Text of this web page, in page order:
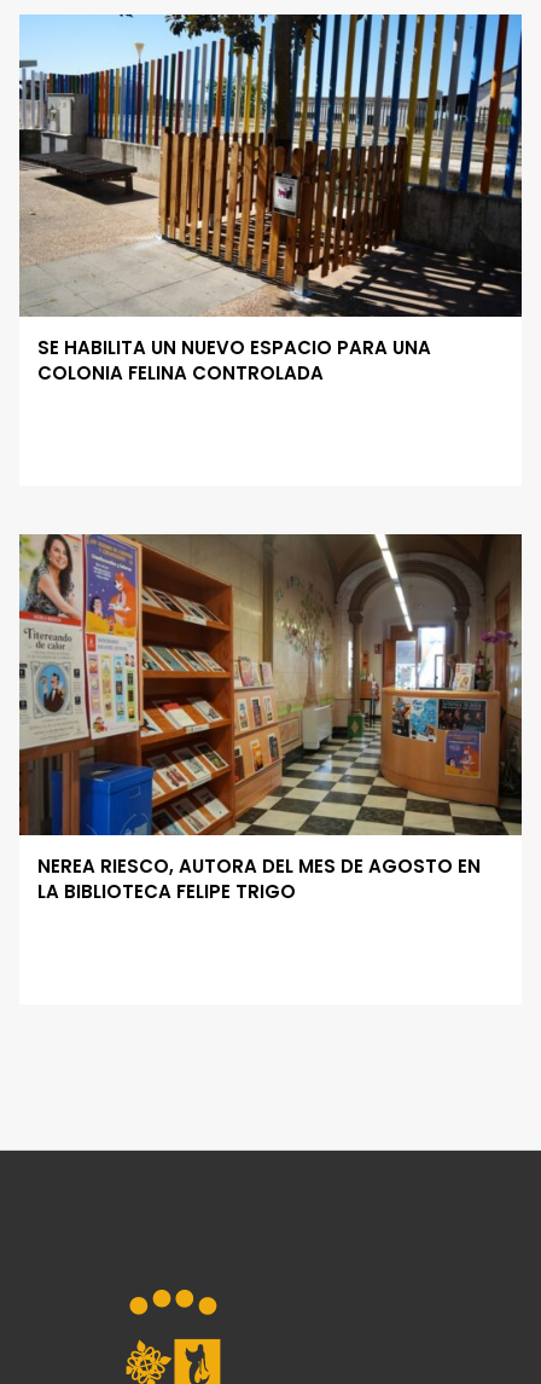
SE HABILITA UN NUEVO ESPACIO PARA UNA
COLONIA FELINA CONTROLADA
NEREA RIESCO, AUTORA DEL MES DE AGOSTO EN
LA BIBLIOTECA FELIPE TRIGO